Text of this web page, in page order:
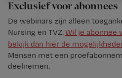
Exclusief voor abonnees
De webinars zijn alleen
Nursing en TVZ.Wil je abonnee
bekijk dan hier de
Mensen met een
deelnemen.